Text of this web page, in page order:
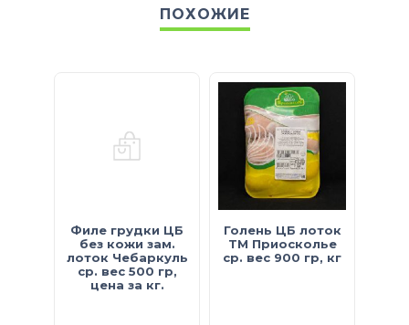
ПОХОЖИЕ
Филе грудки ЦБ
без кожи зам.
лоток Чебаркуль
ср. вес 500 гр,
цена за кг.
Голень ЦБ лоток
ТМ Приосколье
ср. вес 900 гр, кг